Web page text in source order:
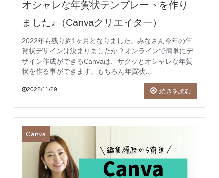
オシャレな年賀状テンプレートを作り
ました♪（Canvaクリエイター）
2022年も残り約1ヶ月となりました。みなさん今年の年
賀状デザインは決まりましたか？オンラインで簡単にデ
ザイン作成ができるCanvaは、サクッとオシャレな年賀
状を作る事ができます。もちろん年賀状…
2022/11/29 続きを読む
Canva